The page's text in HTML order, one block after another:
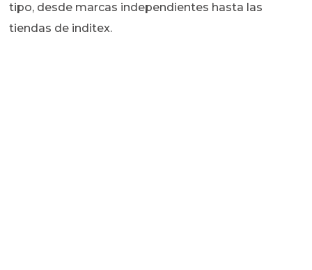
tipo, desde marcas independientes hasta las
tiendas de inditex.